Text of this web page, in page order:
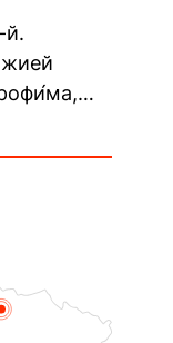
й.
прав.